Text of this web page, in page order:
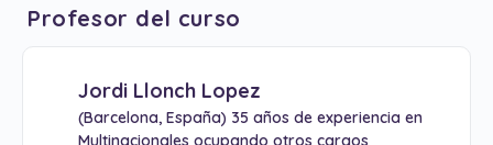
Profesor del curso
Jordi Llonch Lopez
(Barcelona, España) 35 años de experiencia en
Multinacionales ocupando otros cargos